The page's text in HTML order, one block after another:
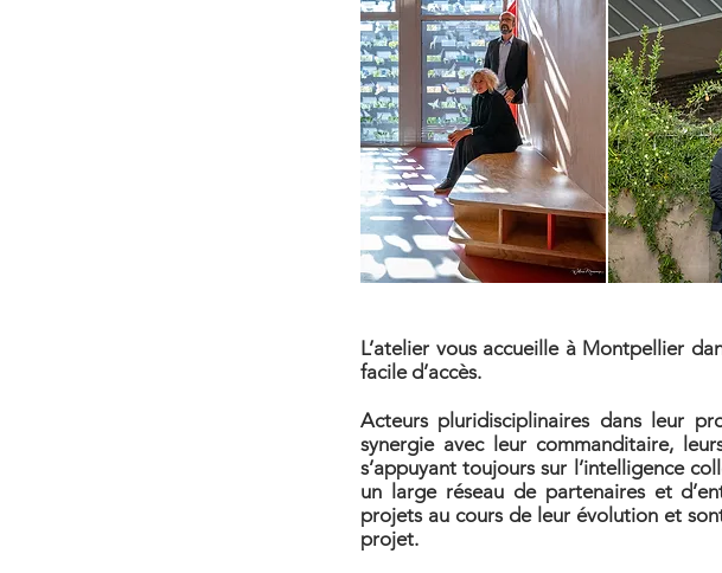
L’atelier vous accueille à Montpellier
facile d’accès.
Acteurs pluridisciplinaires dans leur
synergie avec leur commanditaire,
s’appuyant toujours sur l’intelligence
un large réseau de partenaires et
projets au cours de leur évolution et
projet.